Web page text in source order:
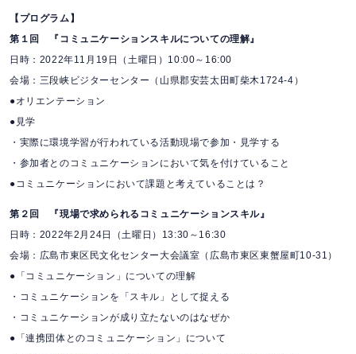
【プログラム】
第１回 『コミュニケーションスキルについての理解』
日時：2022年11月19日（土曜日）10:00～16:00
会場：三段峡ビジターセンター（山県郡安芸太田町柴木1724-4）
●オリエンテーション
●見学
・実際に環境学習が行われている活動現場で参加・見学する
・参加者とのコミュニケーションにおいて気を付けていること
●コミュニケーションにおいて課題と考えていることは？
第２回 『現場で求められるコミュニケーションスキル』
日時：2022年2月24日（土曜日）13:30～16:30
会場：広島市東区民文化センター大会議室（広島市東区東蟹屋町10-31）
●「コミュニケーション」についての理解
・コミュニケーションを「スキル」として捉える
・コミュニケーションが成り立たないのはなぜか
●「連携団体とのコミュニケーション」について